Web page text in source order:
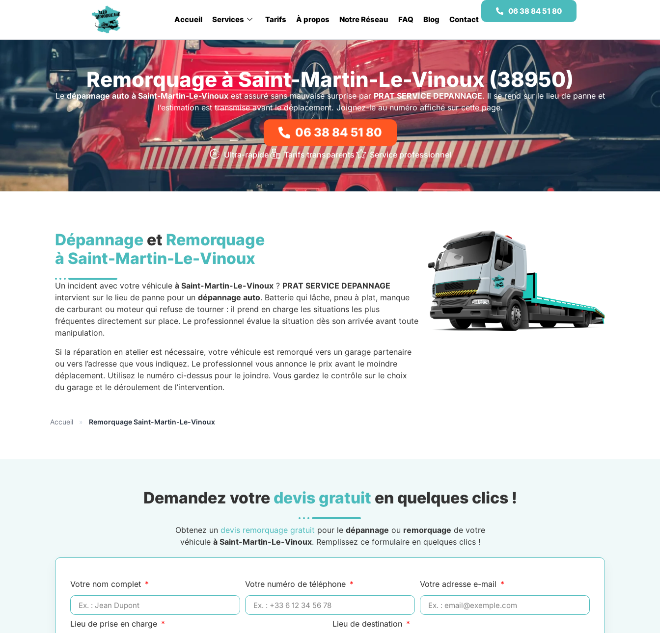
Accueil Services Tarifs À propos Notre Réseau FAQ Blog Contact
06 38 84 51 80
Remorquage à Saint-Martin-Le-Vinoux (38950)
Ledépannage auto à Saint-Martin-Le-Vinouxest assuré sans mauvaise surprise par PRAT SERVICE DEPANNAGE. Il se rend sur le lieu de panne et
l’estimation est transmise avant le déplacement. Joignez-le au numéro affiché sur cette page.
06 38 84 51 80
Ultra-rapide Tarifs transparents Service professionnel
Dépannage et Remorquage
à Saint-Martin-Le-Vinoux
Un incident avec votre véhicule à Saint-Martin-Le-Vinoux ? PRAT SERVICE DEPANNAGE
intervient sur le lieu de panne pour un dépannage auto. Batterie qui lâche, pneu à plat, manque
de carburant ou moteur qui refuse de tourner : il prend en charge les situations les plus
fréquentes directement sur place. Le professionnel évalue la situation dès son arrivée avant toute
manipulation.
Si la réparation en atelier est nécessaire, votre véhicule est remorqué vers un garage partenaire
ou vers l’adresse que vous indiquez. Le professionnel vous annonce le prix avant le moindre
déplacement. Utilisez le numéro ci-dessus pour le joindre. Vous gardez le contrôle sur le choix
du garage et le déroulement de l’intervention.
Accueil » Remorquage Saint-Martin-Le-Vinoux
Demandez votre devis gratuit en quelques clics !
Obtenez un devis remorquage gratuit pour le dépannage ou remorquage de votre
véhicule à Saint-Martin-Le-Vinoux. Remplissez ce formulaire en quelques clics !
Votre nom complet Votre numéro de téléphone Votre adresse e-mail
Lieu de prise en charge Lieu de destination